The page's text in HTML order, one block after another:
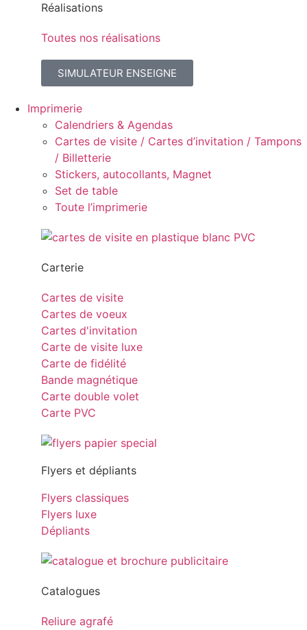
Réalisations
Toutes nos réalisations
SIMULATEUR ENSEIGNE
Imprimerie
Calendriers & Agendas
Cartes de visite / Cartes d’invitation / Tampons
/ Billetterie
Stickers, autocollants, Magnet
Set de table
Toute l’imprimerie
Carterie
Cartes de visite
Cartes de voeux
Cartes d'invitation
Carte de visite luxe
Carte de fidélité
Bande magnétique
Carte double volet
Carte PVC
Flyers et dépliants
Flyers classiques
Flyers luxe
Dépliants
Catalogues
Reliure agrafé